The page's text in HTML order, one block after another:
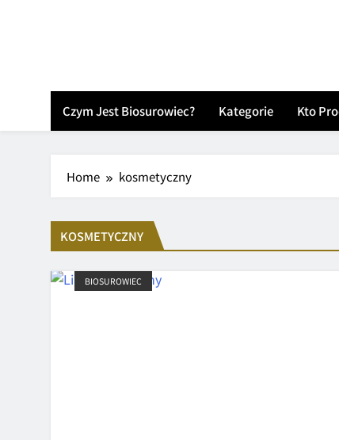
Czym Jest Biosurowiec? Kategorie Kto
Home kosmetyczny
KOSMETYCZNY
BIOSUROWIEC